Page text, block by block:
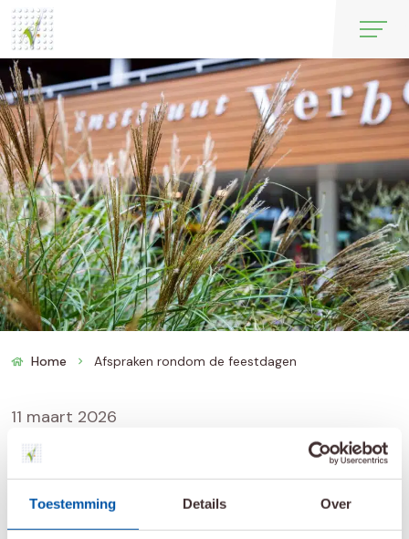
Toestemming Details Over
Home chevron_right Afspraken rondom de feestdagen
Afspraken rondom de
feestdagen
11 maart 2026